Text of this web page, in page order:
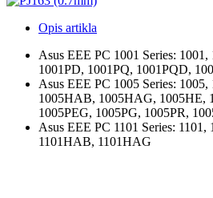
Opis artikla
Asus EEE PC 1001 Series:
1001PD, 1001PQ, 1001PQD,
Asus EEE PC 1005 Series:
1005HAB, 1005HAG, 1005HE,
1005PEG, 1005PG, 1005PR,
Asus EEE PC 1101 Series:
1101HAB, 1101HAG